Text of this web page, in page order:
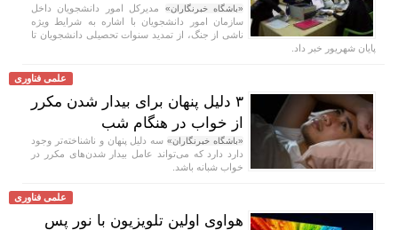
«باشگاه خبرنگاران» مدیرکل امور دانشجویان داخل
سازمان امور دانشجویان با اشاره به شرایط ویژه
ناشی از جنگ، از تمدید سنوات تحصیلی دانشجویان تا
پایان شهریور خبر داد.
علمی فناوری
۳ دلیل پنهان برای بیدار شدن مکرر
از خواب در هنگام شب
«باشگاه خبرنگاران»سه دلیل پنهان و ناشناخته‌تر وجود
دارد دارد که می‌تواند عامل بیدار شدن‌های مکرر در
خواب شبانه باشد.
علمی فناوری
هواوی اولین تلویزیون با نور پس